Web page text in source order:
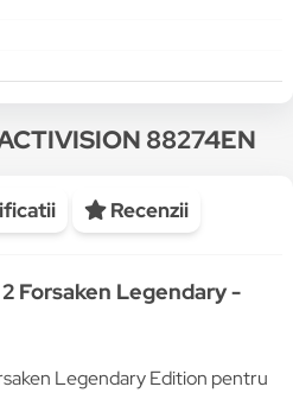
88274EN
Recenzii
Forsaken Legendary -
Legendary Edition pentru